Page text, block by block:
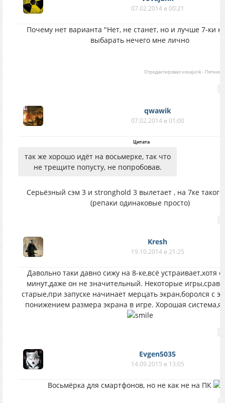
07.02.2014 в 00:21
Почему нет варианта "Нет, не станет, но и лучше 7-ки
выбарать нечего мне лично
Отредактировалvovajunk-
qwawik
07.02.2014 в 01:00
Цитата
так же хорошо идёт на восьмерке, так что
не трещите попусту, не попробовав.
Серьёзный сэм 3 и stronghold 3 вылетает , на 7ке
(репаки одинаковые просто)
Kresh
19.10.2014 в 21:25
Давольно таки давно сижу на 8-ке,всё устраивает,хотя
минут,даже он не значительный. Некоторые
старые,при запуске начинает мерцать экран,боролся с
понижением размера экрана в игре. Хорошая система,я
Evgen5035
14.09.2015 в 13:05
Восьмёрка для смартфонов, но не как не на ПК